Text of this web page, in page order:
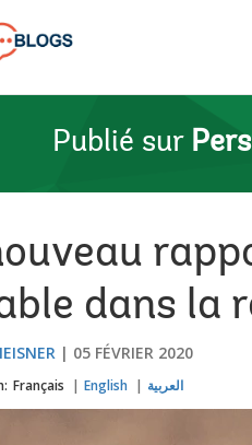
Publié sur
dans la
05 FÉVRIER 2020
Français English العربية